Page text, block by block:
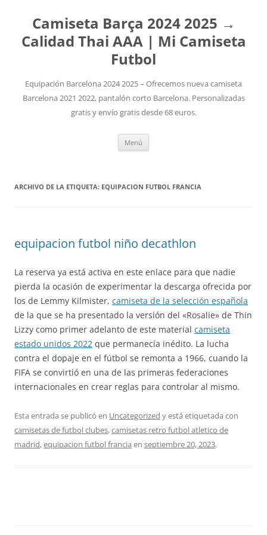
Camiseta Barça 2024 2025 →
Calidad Thai AAA | Mi Camiseta
Futbol
Equipación Barcelona 2024 2025 – Ofrecemos nueva camiseta
Barcelona 2021 2022, pantalón corto Barcelona. Personalizadas
gratis y envío gratis desde 68 euros.
Menú
ARCHIVO DE LA ETIQUETA: EQUIPACION FUTBOL FRANCIA
equipacion futbol niño decathlon
La reserva ya está activa en este enlace para que nadie
pierda la ocasión de experimentar la descarga ofrecida por
los de Lemmy Kilmister, camiseta de la selección española
de la que se ha presentado la versión del «Rosalie» de Thin
Lizzy como primer adelanto de este material camiseta
estado unidos 2022 que permanecía inédito. La lucha
contra el dopaje en el fútbol se remonta a 1966, cuando la
FIFA se convirtió en una de las primeras federaciones
internacionales en crear reglas para controlar al mismo.
Esta entrada se publicó en Uncategorized y está etiquetada con
camisetas de futbol clubes,camisetas retro futbol atletico de
madrid,equipacion futbol francia en septiembre 20, 2023.